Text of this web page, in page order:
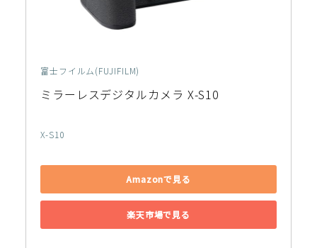
富士フイルム(FUJIFILM)
ミラーレスデジタルカメラ X-S10
X-S10
Amazonで見る
楽天市場で見る